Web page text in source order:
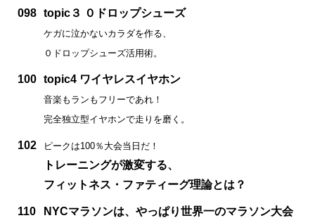
098 topic３ ０ドロップシューズ
ケガに泣かないカラダを作る、
０ドロップシューズ活用術。
100 topic4 ワイヤレスイヤホン
音楽もランもフリーであれ！
完全独立型イヤホンで走りを磨く。
102 ピークは100％大会当日だ！
トレーニングが激変する、
フィットネス・ファティーグ理論とは？
110
NYCマラソンは、やっぱり世界一のマラソン大会